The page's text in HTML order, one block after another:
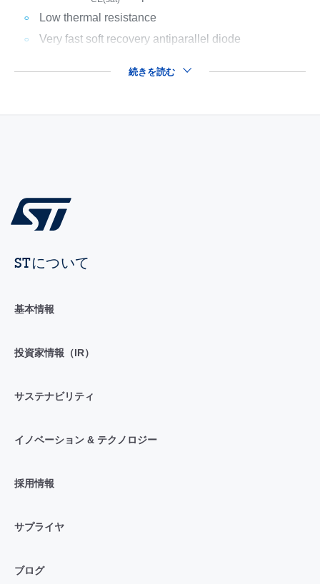
Low thermal resistance
Very fast soft recovery antiparallel diode
続きを読む
STについて
基本情報
投資家情報（IR）
サステナビリティ
イノベーション & テクノロジー
採用情報
サプライヤ
ブログ